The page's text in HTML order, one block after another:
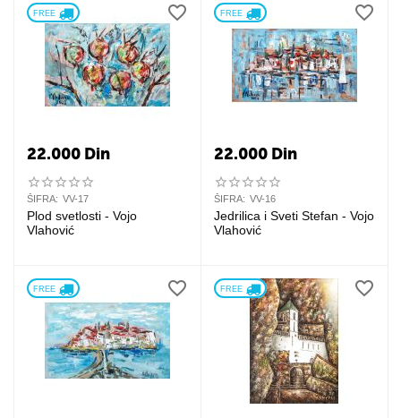
FREE
22.000 Din
ŠIFRA: VV-17
Plod svetlosti - Vojo
Vlahović
FREE
22.000 Din
ŠIFRA: VV-16
Jedrilica i Sveti Stefan - Vojo
Vlahović
FREE FREE